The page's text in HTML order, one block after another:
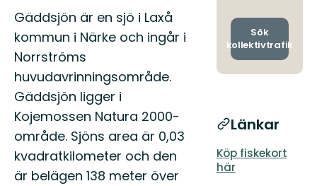
Beskrivning
Gäddsjön är en sjö i Laxå
kommun i Närke och ingår i
Norrströms
huvudavrinningsområde.
Gäddsjön ligger i
Kojemossen Natura 2000-
område. Sjöns area är 0,03
kvadratkilometer och den
är belägen 138 meter över
och
Sök
kollektivtrafik
Länkar
Köp fiskekort
här